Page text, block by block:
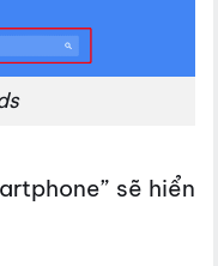
sẽ hiển